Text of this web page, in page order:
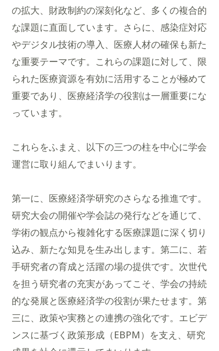
の拡大、財政制約の深刻化など、多くの複合的
な課題に直面しています。さらに、感染症対応
やデジタル技術の導入、医療人材の確保も新た
な重要テーマです。これらの課題に対して、限
られた医療資源を有効に活用することが極めて
重要であり、医療経済学の役割は一層重要にな
っています。
これらをふまえ、以下の三つの柱を中心に学会
運営に取り組んでまいります。
第一に、医療経済学研究のさらなる推進です。
研究大会の開催や学会誌の発行などを通じて、
学術の観点から複雑化する医療課題に深く切り
込み、新たな知見を生み出します。第二に、若
手研究者の育成と活躍の場の提供です。次世代
を担う研究者の充実があってこそ、学会の持続
的な発展と医療経済学の役割が果たせます。第
三に、政策や実務との連携の強化です。エビデ
ンスに基づく政策形成（EBPM）を支え、研究